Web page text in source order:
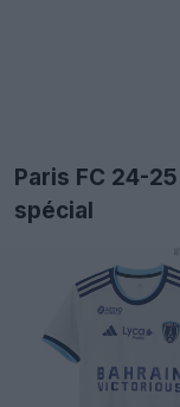
Paris FC 24-
spécial